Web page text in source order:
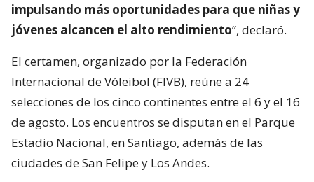
impulsando más oportunidades para que niñas y
jóvenes alcancen el alto rendimiento”, declaró.
El certamen, organizado por la Federación
Internacional de Vóleibol (FIVB), reúne a 24
selecciones de los cinco continentes entre el 6 y el 16
de agosto. Los encuentros se disputan en el Parque
Estadio Nacional, en Santiago, además de las
ciudades de San Felipe y Los Andes.